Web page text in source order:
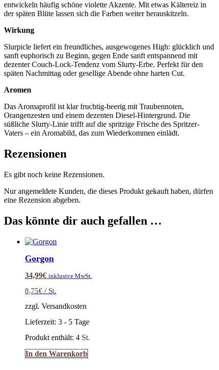
entwickeln häufig schöne violette Akzente. Mit etwas Kältereiz in
der späten Blüte lassen sich die Farben weiter herauskitzeln.
Wirkung
Slurpicle liefert ein freundliches, ausgewogenes High: glücklich und
sanft euphorisch zu Beginn, gegen Ende sanft entspannend mit
dezenter Couch-Lock-Tendenz vom Slurty-Erbe. Perfekt für den
späten Nachmittag oder gesellige Abende ohne harten Cut.
Aromen
Das Aromaprofil ist klar fruchtig-beerig mit Traubennoten,
Orangenzesten und einem dezenten Diesel-Hintergrund. Die
süßliche Slurty-Linie trifft auf die spritzige Frische des Spritzer-
Vaters – ein Aromabild, das zum Wiederkommen einlädt.
Rezensionen
Es gibt noch keine Rezensionen.
Nur angemeldete Kunden, die dieses Produkt gekauft haben, dürfen
eine Rezension abgeben.
Das könnte dir auch gefallen …
Gorgon
34,99€ inklusive MwSt.
8,75€ / St.
zzgl. Versandkosten
Lieferzeit:3 - 5 Tage
Produkt enthält: 4 St.
In den Warenkorb